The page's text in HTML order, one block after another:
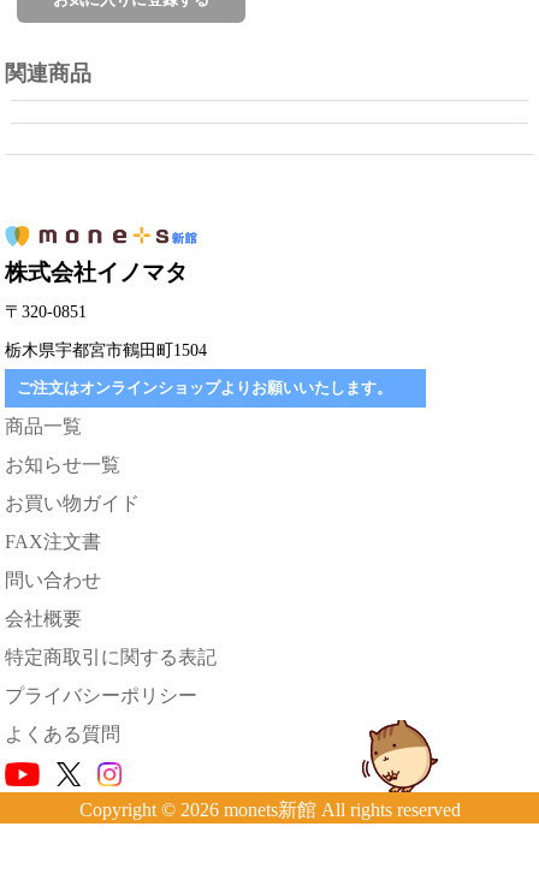
関連商品
株式会社イノマタ
〒320-0851
栃木県宇都宮市鶴田町1504
ご注文はオンラインショップよりお願いいたします。
商品一覧
お知らせ一覧
お買い物ガイド
FAX注文書
問い合わせ
会社概要
特定商取引に関する表記
プライバシーポリシー
よくある質問
Copyright © 2026 monets新館 All rights reserved